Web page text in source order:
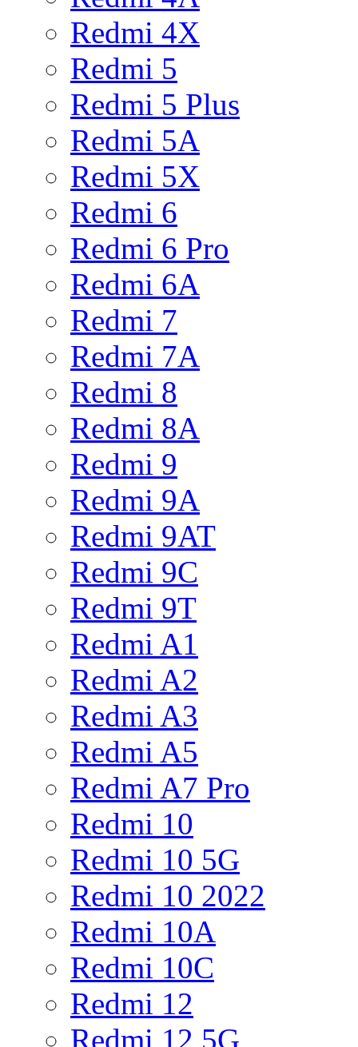
Redmi 4X
Redmi 5
Redmi 5 Plus
Redmi 5A
Redmi 5X
Redmi 6
Redmi 6 Pro
Redmi 6A
Redmi 7
Redmi 7A
Redmi 8
Redmi 8A
Redmi 9
Redmi 9A
Redmi 9AT
Redmi 9C
Redmi 9T
Redmi A1
Redmi A2
Redmi A3
Redmi A5
Redmi A7 Pro
Redmi 10
Redmi 10 5G
Redmi 10 2022
Redmi 10A
Redmi 10C
Redmi 12
Redmi 12 5G